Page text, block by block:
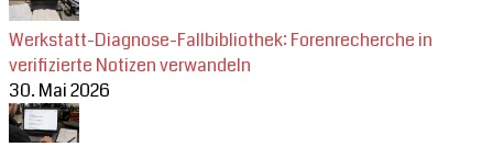
Werkstatt-Diagnose-Fallbibliothek: Forenrecherche in
verifizierte Notizen verwandeln
30. Mai 2026